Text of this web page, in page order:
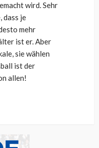
wird. Sehr
dass je
mehr
ist er. Aber
sie wählen
ist der
allen!